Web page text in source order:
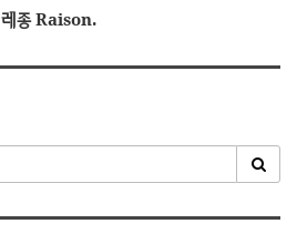
레종 Raison.